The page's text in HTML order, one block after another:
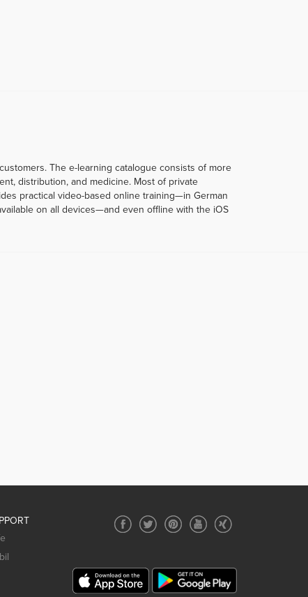
The e-learning catalogue consists of more
distribution, and medicine. Most of private
practical video-based online training—in German
on all devices—and even offline with the iOS